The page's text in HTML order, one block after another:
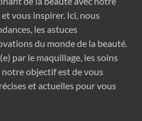
vous inspirer. Ici, nous
les astuces
du monde de la beauté.
par le maquillage, les soins
notre objectif est de vous
et actuelles pour vous